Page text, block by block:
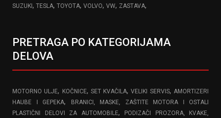
SUZUKI , TESLA, TOYOTA, VOLVO, VW, ZASTAVA,
PRETRAGA PO KATEGORIJAMA
DELOVA
MOTORNO ULJE, KOČNICE, SET KVAČILA,VELIKI SERVIS,AMORTIZERI
HAUBE I GEPEKA,
BRANICI, MASKE, ZAŠTITE MOTORA I OSTALI
PLASTIČNI DELOVI ZA AUTOMOBILE,
PODIZAČI PROZORA, KVAKE,